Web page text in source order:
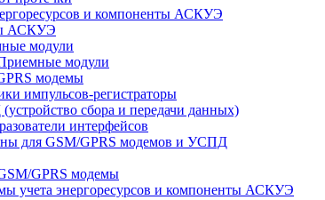
и компоненты АСКУЭ
АСКУЭ
модули
модули
модемы
импульсов-регистраторы
сбора и передачи данных)
интерфейсов
для GSM/GPRS модемов и УСПД
GPRS модемы
учета энергоресурсов и компоненты АСКУЭ